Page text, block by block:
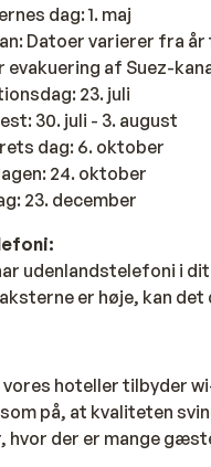
dag: 1. maj
Datoer varierer fra år
evakuering af Suez-
23. juli
30. juli - 3. august
dag: 6. oktober
24. oktober
23. december
udenlandstelefoni i
er høje, kan
vores hoteller tilbyder
på, at kvaliteten
hvor der er mange